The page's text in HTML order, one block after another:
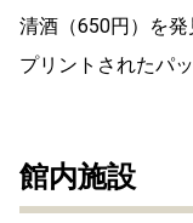
清酒（650円）を
プリントされたパ
館内施設